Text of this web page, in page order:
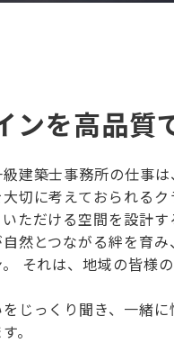
ンを高品質
建築士事務所の仕事
切に考えておられる
ただける空間を設計す
然とつながる絆を育
それは、地域の皆様
じっくり聞き、一緒
。